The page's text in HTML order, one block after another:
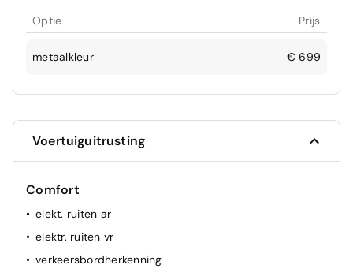
Optie Prijs
metaalkleur € 699
Voertuiguitrusting
Comfort
elekt. ruiten ar
elektr. ruiten vr
verkeersbordherkenning